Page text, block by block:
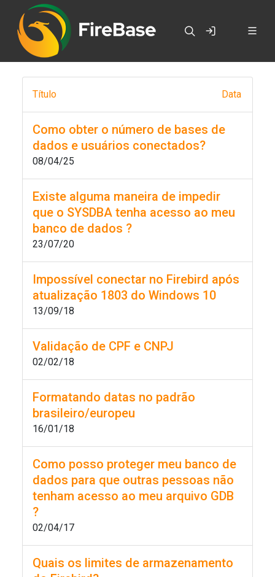
Título Data
Como obter o número de bases de
dados e usuários conectados?
08/04/25
Existe alguma maneira de impedir
que o SYSDBA tenha acesso ao meu
banco de dados ?
23/07/20
Impossível conectar no Firebird após
atualização 1803 do Windows 10
13/09/18
Validação de CPF e CNPJ
02/02/18
Formatando datas no padrão
brasileiro/europeu
16/01/18
Como posso proteger meu banco de
dados para que outras pessoas não
tenham acesso ao meu arquivo GDB
?
02/04/17
Quais os limites de armazenamento